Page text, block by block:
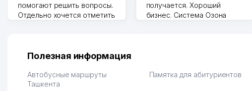
помогают решить вопросы.
Отдельно хочется отметить
их работе значительно
обслуживания клиентов.
Рекомендую этот колл-
получается. Хороший
бизнес. Система Озона
тут у нас уже есть ПВЗ.
Полезная информация
Автобусные маршруты
Ташкента
Памятка для абитуриентов